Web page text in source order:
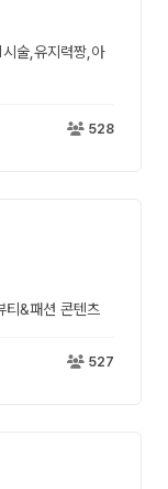
술,유지력짱,아
528
&패션 콘텐츠
527